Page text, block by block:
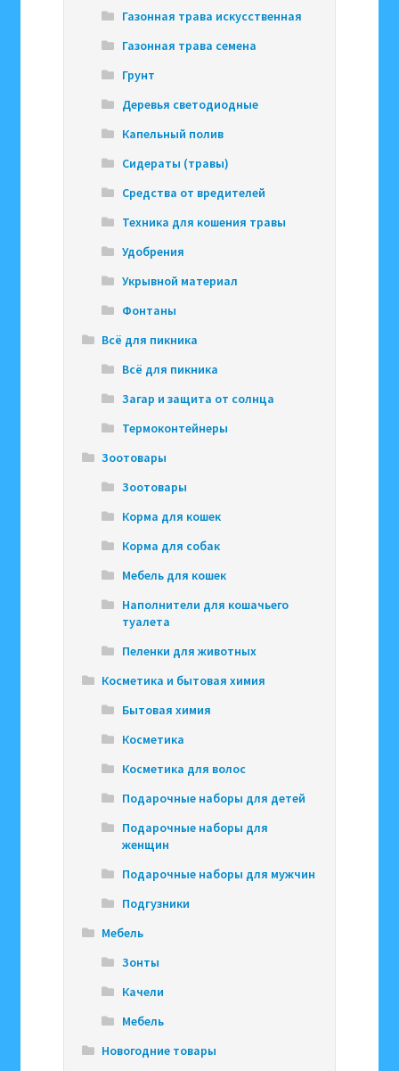
Газонная трава искусственная
Газонная трава семена
Грунт
Деревья светодиодные
Капельный полив
Сидераты (травы)
Средства от вредителей
Техника для кошения травы
Удобрения
Укрывной материал
Фонтаны
Всё для пикника
Всё для пикника
Загар и защита от солнца
Термоконтейнеры
Зоотовары
Зоотовары
Корма для кошек
Корма для собак
Мебель для кошек
Наполнители для кошачьего
туалета
Пеленки для животных
Косметика и бытовая химия
Бытовая химия
Косметика
Косметика для волос
Подарочные наборы для детей
Подарочные наборы для
женщин
Подарочные наборы для мужчин
Подгузники
Мебель
Зонты
Качели
Мебель
Новогодние товары